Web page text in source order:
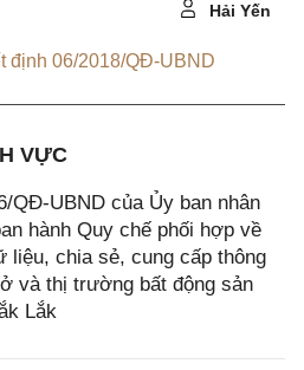
Hải Yến
định 06/2018/QĐ-UBND
VỰC
QĐ-UBND của Ủy ban nhân
hành Quy chế phối hợp về
chia sẻ, cung cấp thông
và thị trường bất động sản
Lắk